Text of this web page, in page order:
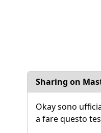
Sharing on
Okay sono
a fare questo